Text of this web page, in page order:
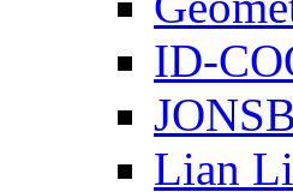
ID-
Lian Li